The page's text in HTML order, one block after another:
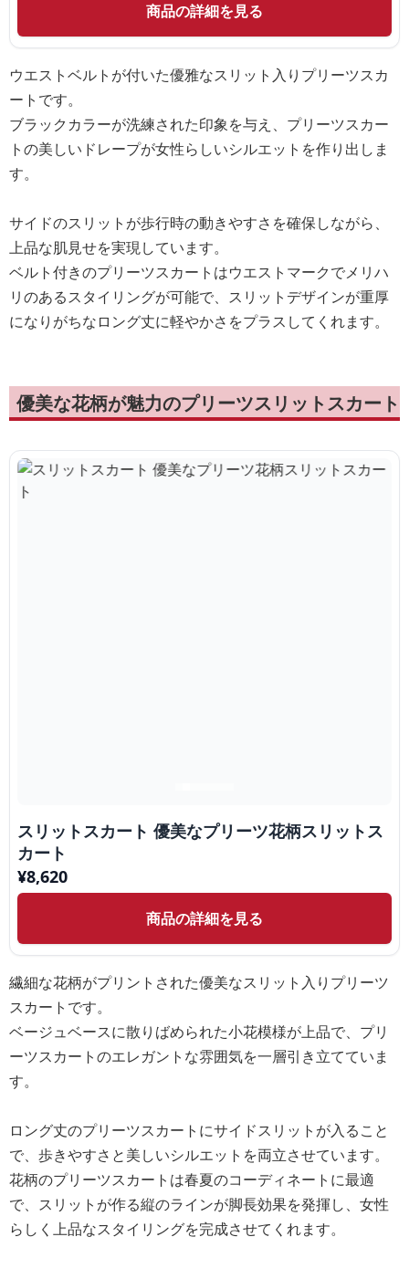
商品の詳細を見る
ウエストベルトが付いた優雅なスリット入りプリーツスカ
ートです。
ブラックカラーが洗練された印象を与え、プリーツスカー
トの美しいドレープが女性らしいシルエットを作り出しま
す。
サイドのスリットが歩行時の動きやすさを確保しながら、
上品な肌見せを実現しています。
ベルト付きのプリーツスカートはウエストマークでメリハ
リのあるスタイリングが可能で、スリットデザインが重厚
になりがちなロング丈に軽やかさをプラスしてくれます。
優美な花柄が魅力のプリーツスリットスカート
スリットスカート 優美なプリーツ花柄スリットス
カート
¥8,620
商品の詳細を見る
繊細な花柄がプリントされた優美なスリット入りプリーツ
スカートです。
ベージュベースに散りばめられた小花模様が上品で、プリ
ーツスカートのエレガントな雰囲気を一層引き立てていま
す。
ロング丈のプリーツスカートにサイドスリットが入ること
で、歩きやすさと美しいシルエットを両立させています。
花柄のプリーツスカートは春夏のコーディネートに最適
で、スリットが作る縦のラインが脚長効果を発揮し、女性
らしく上品なスタイリングを完成させてくれます。